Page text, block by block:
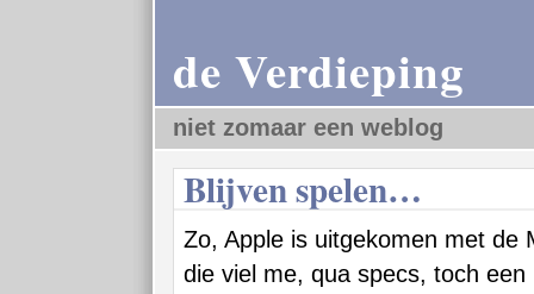
de Verdieping
niet zomaar een weblog
Blijven spelen…
Zo, Apple is uitgekomen met de
die viel me, qua specs, toch